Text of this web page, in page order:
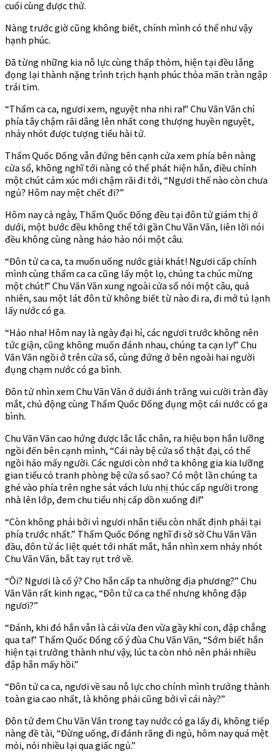
cuối cùng được thử.
Nàng trước giờ cũng không biết, chính mình có thể như vậy
hạnh phúc.
Đã từng những kia nỗ lực cùng thấp thỏm, hiện tại đều lắng
đọng lại thành nặng trình trịch hạnh phúc thỏa mãn tràn ngập
trái tim.
“Thẩm ca ca, ngươi xem, nguyệt nha nhi ra!” Chu Vãn Vãn chỉ
phía tây chậm rãi dâng lên nhất cong thượng huyền nguyệt,
nhảy nhót được tượng tiểu hài tử.
Thẩm Quốc Đống vẫn đứng bên cạnh cửa xem phía bên nàng
cửa sổ, không nghĩ tới nàng có thể phát hiện hắn, điều chỉnh
một chút cảm xúc mới chậm rãi đi tới, “Ngươi thế nào còn chưa
ngủ? Hôm nay mệt chết đi?”
Hôm nay cả ngày, Thẩm Quốc Đống đều tại đôn tử giám thị ở
dưới, một bước đều không thể tới gần Chu Vãn Vãn, liên lời nói
đều không cùng nàng hảo hảo nói một câu.
“Đôn tử ca ca, ta muốn uống nước giải khát! Ngươi cấp chính
mình cùng thẩm ca ca cũng lấy một lọ, chúng ta chúc mừng
một chút!” Chu Vãn Vãn xung ngoài cửa sổ nói một câu, quả
nhiên, sau một lát đôn tử không biết từ nào đi ra, đi mở tủ lạnh
lấy nước có ga.
“Hảo nha! Hôm nay là ngày đại hỉ, các ngươi trước không nên
tức giận, cũng không muốn đánh nhau, chúng ta cạn ly!” Chu
Vãn Vãn ngồi ở trên cửa sổ, cùng đứng ở bên ngoài hai người
đụng chạm nước có ga bình.
Đôn tử nhìn xem Chu Vãn Vãn ở dưới ánh trăng vui cười tràn đầy
mắt, chủ động cùng Thẩm Quốc Đống đụng một cái nước có ga
bình.
Chu Vãn Vãn cao hứng được lắc lắc chân, ra hiệu bọn hắn lưỡng
ngồi đến bên cạnh mình, “Cái này bệ cửa sổ thật đại, có thể
ngồi hảo mấy người. Các ngươi còn nhớ ta không gia kia lưỡng
gian tiểu cỏ tranh phòng bệ cửa sổ sao? Có một lần chúng ta
ghé vào phía trên nghe sát vách lưu nhị thúc cấp người trong
nhà lên lớp, đem chu tiểu nhị cấp dồn xuống đi!”
“Còn không phải bởi vì ngươi nhân tiểu còn nhất định phải tại
phía trước nhất.” Thẩm Quốc Đống nghĩ đi sờ sờ Chu Vãn Vãn
đầu, đôn tử ác liệt quét tới nhất mắt, hắn nhìn xem nhảy nhót
Chu Vãn Vãn, bắt tay rụt trở về.
“Ôi? Ngươi là cố ý? Cho hắn cấp ta nhường địa phương?” Chu
Vãn Vãn rất kinh ngạc, “Đôn tử ca ca thế nhưng không đập
ngươi?”
“Đánh, khi đó hắn vẫn là cái vừa đen vừa gầy khỉ con, đập chẳng
qua ta!” Thẩm Quốc Đống cố ý đùa Chu Vãn Vãn, “Sớm biết hắn
hiện tại trưởng thành như vậy, lúc ta còn nhỏ nên phải nhiều
đập hắn mấy hồi.”
“Đôn tử ca ca, ngươi về sau nỗ lực cho chính mình trưởng thành
toàn gia cao nhất, là không phải cũng bởi vì cái này?”
Đôn tử đem Chu Vãn Vãn trong tay nước có ga lấy đi, không tiếp
nàng đề tài, “Đừng uống, đi đánh răng đi ngủ, hôm nay quá mệt
mỏi, nói nhiều lại qua giấc ngủ.”